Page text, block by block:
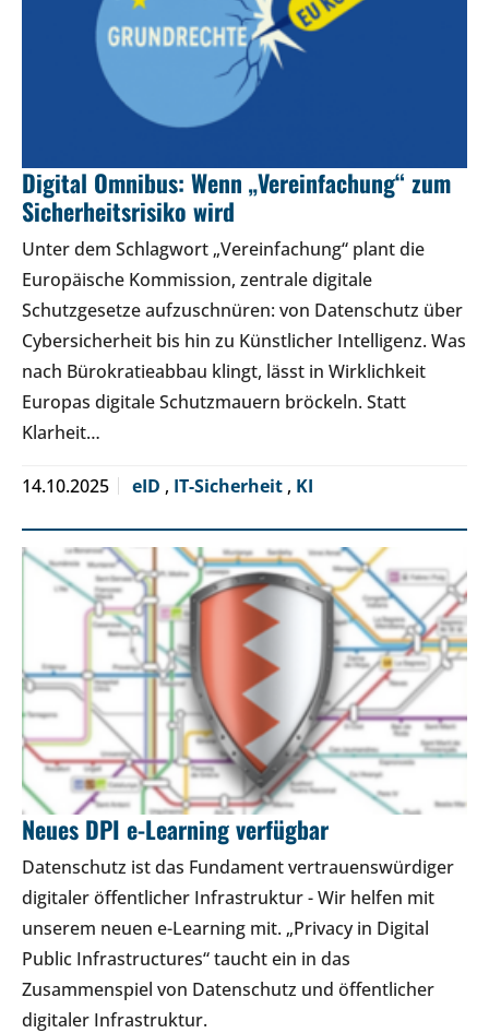
Digital Omnibus: Wenn „Vereinfachung“ zum
Sicherheitsrisiko wird
Unter dem Schlagwort „Vereinfachung“ plant die
Europäische Kommission, zentrale digitale
Schutzgesetze aufzuschnüren: von Datenschutz über
Cybersicherheit bis hin zu Künstlicher Intelligenz. Was
nach Bürokratieabbau klingt, lässt in Wirklichkeit
Europas digitale Schutzmauern bröckeln. Statt
Klarheit…
14.10.2025 eID , IT-Sicherheit , KI
Neues DPI e-Learning verfügbar
Datenschutz ist das Fundament vertrauenswürdiger
digitaler öffentlicher Infrastruktur - Wir helfen mit
unserem neuen e-Learning mit. „Privacy in Digital
Public Infrastructures“ taucht ein in das
Zusammenspiel von Datenschutz und öffentlicher
digitaler Infrastruktur.